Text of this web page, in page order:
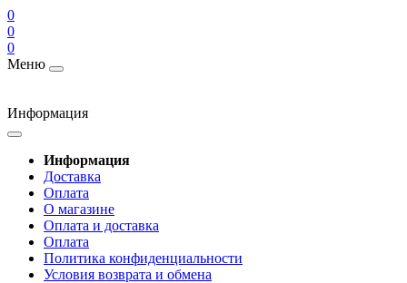
0
0
0
Меню
Информация
Информация
Доставка
Оплата
О магазине
Оплата и доставка
Оплата
Политика конфиденциальности
Условия возврата и обмена